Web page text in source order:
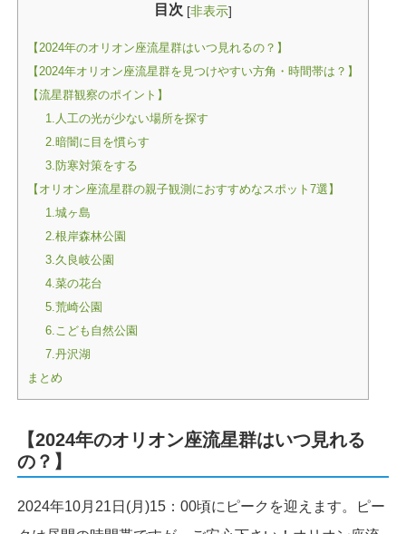
目次 [非表示]
【2024年のオリオン座流星群はいつ見れるの？】
【2024年オリオン座流星群を見つけやすい方角・時間帯は？】
【流星群観察のポイント】
1.人工の光が少ない場所を探す
2.暗闇に目を慣らす
3.防寒対策をする
【オリオン座流星群の親子観測におすすめなスポット7選】
1.城ヶ島
2.根岸森林公園
3.久良岐公園
4.菜の花台
5.荒崎公園
6.こども自然公園
7.丹沢湖
まとめ
【2024年のオリオン座流星群はいつ見れる
の？】
2024年10月21日(月)15：00頃にピークを迎えます。ピー